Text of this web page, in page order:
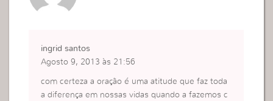
ingrid santos
Agosto 9, 2013 às 21:56
com certeza a oração é uma atitude que faz toda
a diferença em nossas vidas quando a fazemos c